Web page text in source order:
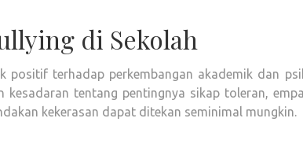
di Sekolah
positif terhadap perkembangan akademik dan
tentang pentingnya sikap toleran,
kekerasan dapat ditekan seminimal mungkin.